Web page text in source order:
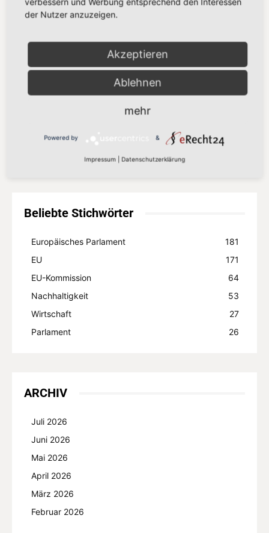
im Netz verdient mehr als eine
Übergangslösung“
8. Juli 2026
„Europa setzt auf Partnerschaft statt
Mehr laden
Beliebte Stichwörter
Europäisches Parlament
181
EU
171
EU-Kommission
64
Nachhaltigkeit
53
Wirtschaft
27
Parlament
26
ARCHIV
Juli 2026
Juni 2026
Mai 2026
April 2026
März 2026
Februar 2026
der Nutzer anzuzeigen.
Akzeptieren
Ablehnen
mehr
Powered by &
Impressum Datenschutzerklärung